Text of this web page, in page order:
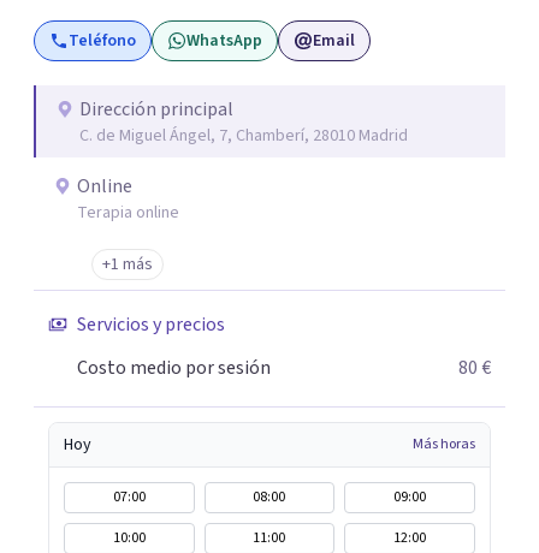
terapia de pareja y sexual, así como el tratamiento de
problemas emocionales, obsesiones, ansiedad , estrés,
además con un servicio de hipnosis regresiva para el
trabajo de "Terapia del Alma".
Teléfono WhatsApp Email
Dirección principal
C. de Miguel Ángel, 7, Chamberí, 28010 Madrid
Online
Terapia online
+1 más
Servicios y precios
Costo medio por sesión
80 €
Hoy Más horas
07:00 08:00
09:00
10:00
11:00 12:00